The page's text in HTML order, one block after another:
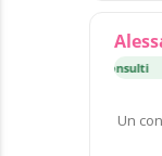
Già 40 000 consulti
Un